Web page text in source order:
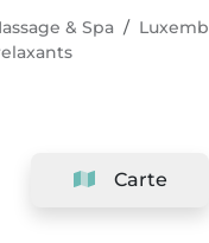
Carte
& Spa